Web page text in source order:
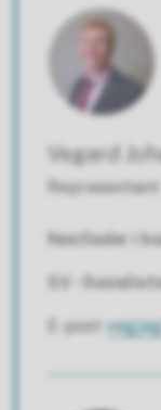
Vegard
Representant
Nestleder i
SV -
E-post